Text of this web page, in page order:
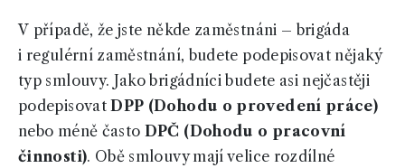
V případě, že jste někde zaměstnáni – brigáda
i regulérní zaměstnání, budete podepisovat nějaký
typ smlouvy. Jako brigádníci budete asi nejčastěji
podepisovatDPP (Dohodu o provedení práce)
nebo méně často DPČ (Dohodu o pracovní
činnosti). Obě smlouvy mají velice rozdílné